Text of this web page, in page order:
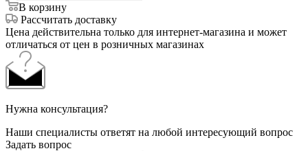
В корзину
Рассчитать доставку
Цена действительна только для интернет-магазина и может
отличаться от цен в розничных магазинах
Нужна консультация?
Наши специалисты ответят на любой интересующий вопрос
Задать вопрос